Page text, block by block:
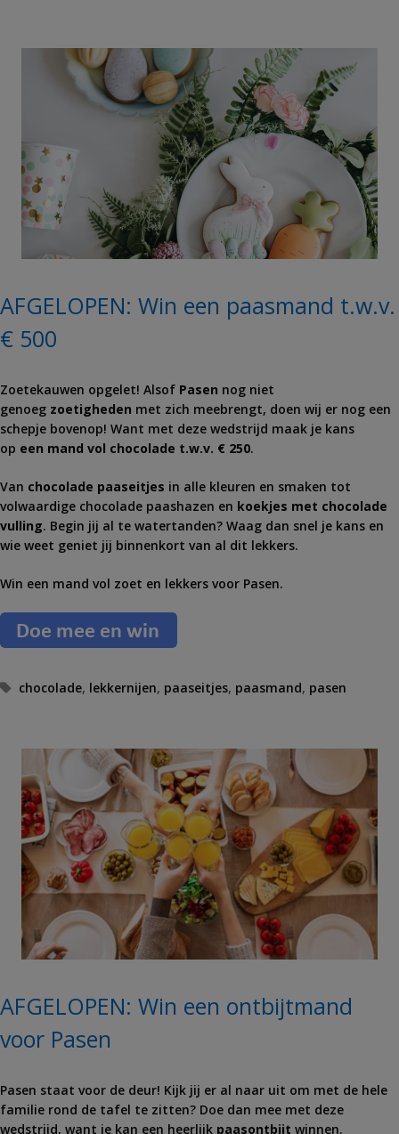
AFGELOPEN: Win een paasmand t.w.v.
€ 500
Zoetekauwen opgelet! Alsof Pasen nog niet
genoeg zoetigheden met zich meebrengt, doen wij er nog een
schepje bovenop! Want met deze wedstrijd maak je kans
op een mand vol chocolade t.w.v. € 250.
Van chocolade paaseitjes in alle kleuren en smaken tot
volwaardige chocolade paashazen en koekjes met chocolade
vulling. Begin jij al te watertanden? Waag dan snel je kans en
wie weet geniet jij binnenkort van al dit lekkers.
Win een mand vol zoet en lekkers voor Pasen.
T
chocolade, lekkernijen, paaseitjes, paasmand, pasen
AFGELOPEN: Win een ontbijtmand
voor Pasen
Pasen staat voor de deur! Kijk jij er al naar uit om met de hele
familie rond de tafel te zitten? Doe dan mee met deze
wedstrijd, want je kan een heerlijk paasontbijt winnen.